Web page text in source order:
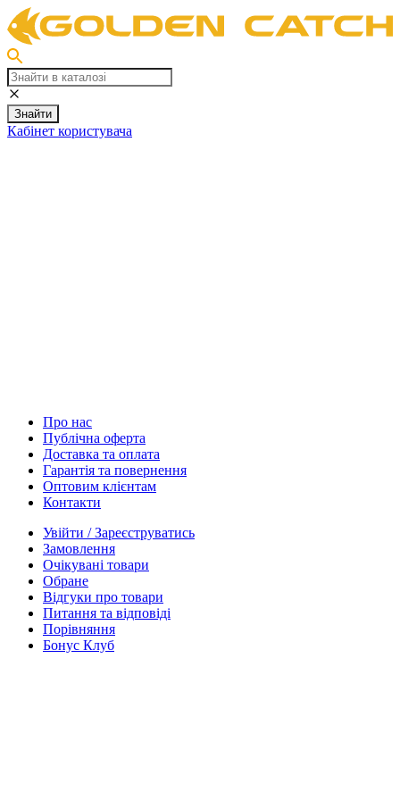
Знайти
Кабінет користувача
Про нас
Публічна оферта
Доставка та оплата
Гарантія та повернення
Оптовим клієнтам
Контакти
Увійти / Зареєструватись
Замовлення
Очікувані товари
Обране
Відгуки про товари
Питання та відповіді
Порівняння
Бонус Клуб